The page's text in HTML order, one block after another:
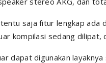
saja fitur lengkap ada
kompilasi sedang dilipat,
dapat digunakan